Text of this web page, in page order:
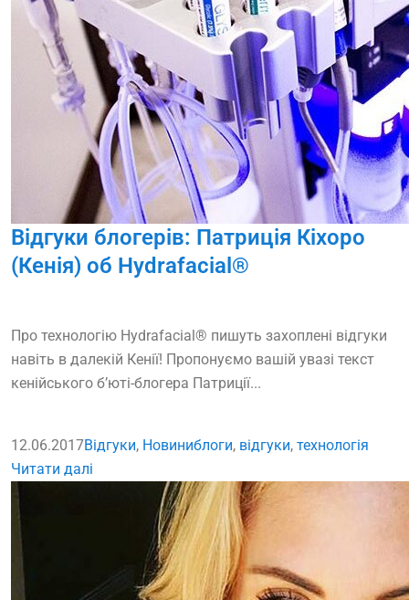
Відгуки блогерів: Патриція Кіхоро
(Кенія) об Hydrafacial®
Про технологію Hydrafacial® пишуть захоплені відгуки
навіть в далекій Кенії! Пропонуємо вашій увазі текст
кенійського б’юті-блогера Патриції...
12.06.2017Відгуки, Новиниблоги, відгуки, технологія
Читати далі